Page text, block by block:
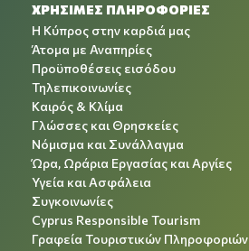
ΧΡΉΣΙΜΕΣ ΠΛΗΡΟΦΟΡΊΕΣ
Η Κύπρος στην καρδιά μας
Άτομα με Αναπηρίες
Προϋποθέσεις εισόδου
Τηλεπικοινωνίες
Καιρός & Κλίμα
Γλώσσες και Θρησκείες
Νόμισμα και Συνάλλαγμα
Ώρα, Ωράρια Εργασίας και Αργίες
Υγεία και Ασφάλεια
Συγκοινωνίες
Cyprus Responsible Tourism
Γραφεία Τουριστικών Πληροφοριών